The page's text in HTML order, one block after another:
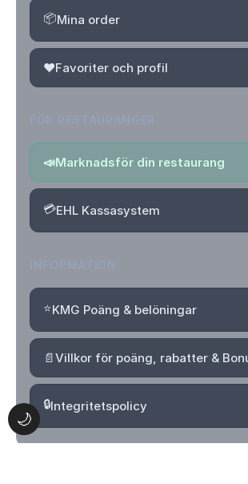
🌙
📦Mina order
❤️Favoriter och profil
📣Marknadsför din restaurang
💳EHL Kassasystem
⭐KMG Poäng & belöningar
📄Villkor för poäng, rabatter &
🔒Integritetspolicy